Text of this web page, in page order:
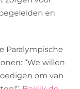
en
Paralympische
“We willen
om van